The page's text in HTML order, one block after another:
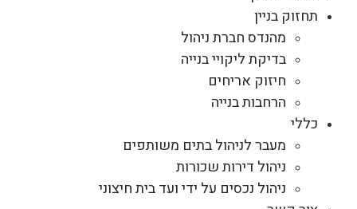
תחזוק בניין
מהנדס חברת ניהול
בדיקת ליקויי בנייה
חיזוק אריחים
הרחבות בנייה
כללי
מעבר לניהול בתים משותפים
ניהול דירות שכורות
ניהול נכסים על ידי ועד בית חיצוני